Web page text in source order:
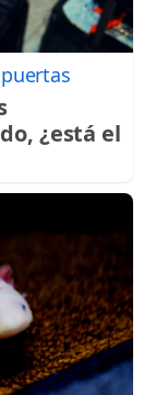
¿está el